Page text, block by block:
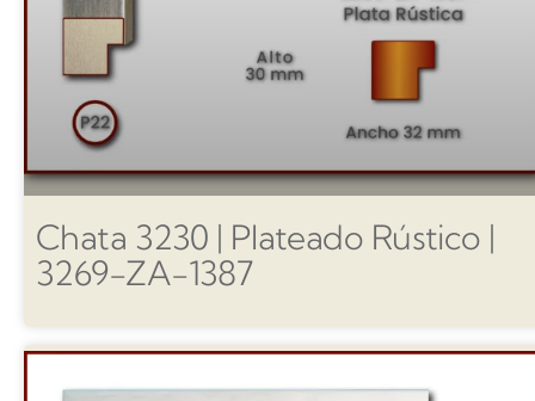
Chata 3230 | Plateado Rústico |
3269-ZA-1387